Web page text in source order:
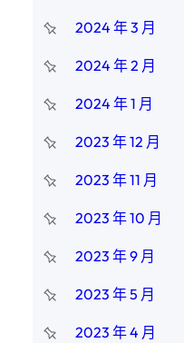
2024 年 3 月
2024 年 2 月
2024 年 1 月
2023 年 12 月
2023 年 11 月
2023 年 10 月
2023 年 9 月
2023 年 5 月
2023 年 4 月